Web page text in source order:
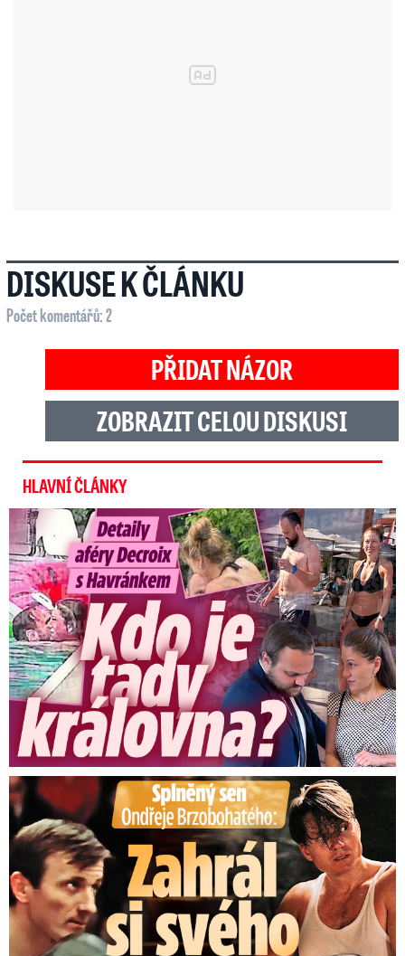
DISKUSE K ČLÁNKU
Počet komentářů: 2
PŘIDAT NÁZOR
ZOBRAZIT CELOU DISKUSI
HLAVNÍ ČLÁNKY
Detaily aféry Decroix s Havránkem: Kdo je tady královna?
Splněný sen Ondřeje Brzobohatého: Zahrál si svého tátu